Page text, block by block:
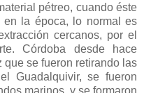
pétreo, cuando éste
en la época, lo normal es
cercanos, por el
Córdoba desde hace
que se fueron retirando las
Guadalquivir, se fueron
marinos, y se formaron